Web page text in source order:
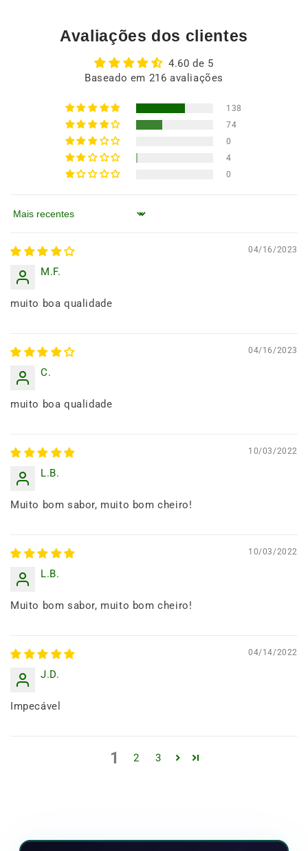
Avaliações dos clientes
4.60 de 5
Baseado em 216 avaliações
138
74
0
4
0
Ordenar por
04/16/2023
M.F.
muito boa qualidade
04/16/2023
C.
muito boa qualidade
10/03/2022
L.B.
Muito bom sabor, muito bom cheiro!
10/03/2022
L.B.
Muito bom sabor, muito bom cheiro!
04/14/2022
J.D.
Impecável
1 2 3